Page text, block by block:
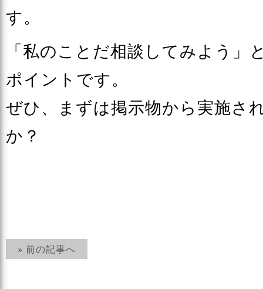
す。
「私のことだ相談してみよう」
ポイントです。
ぜひ、まずは掲示物から実施さ
か？
» 前の記事へ